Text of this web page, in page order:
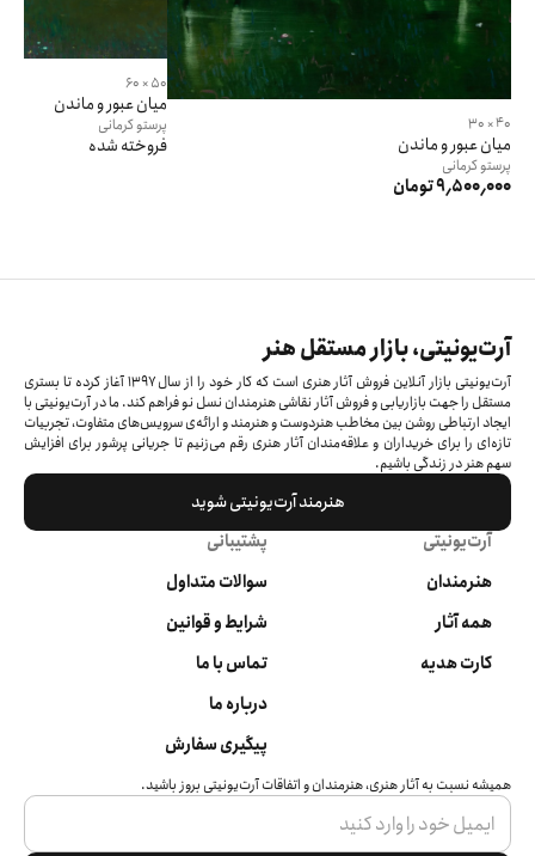
40 × 30
میان عبور و ماندن
پرستوکرمانی
9٬500٬000 تومان
50 × 60
میان عبور و ماندن
پرستوکرمانی
فروخته شده
آرت‌یونیتی، بازار مستقل هنر
آرت‌یونیتی بازار آنلاین فروش آثار هنری است که کار خود را از سال ۱۳۹۷ آغاز کرده‌ تا بستری
مستقل را جهت بازاریابی و فروش آثار نقاشی هنرمندان نسل نو فراهم کند. ما در آرت‌یونیتی با
ایجاد ارتباطی روشن بین مخاطب هنردوست و هنرمند و ارائه‌ی سرویس‌های متفاوت، تجربیات
تازه‌ای را برای خریداران و علاقه‌مندان آثار هنری رقم می‌زنیم تا جریانی پرشور برای افزایش
سهم هنر در زندگی باشیم.
هنرمند آرت‌یونیتی شوید
آرت‌یونیتی
هنرمندان
همه آثار
کارت هدیه
پشتیبانی
سوالات متداول
شرایط و قوانین
تماس با ما
درباره ما
پیگیری سفارش
همیشه نسبت به آثار هنری، هنرمندان و اتفاقات آرت‌یونیتی بروز باشید.